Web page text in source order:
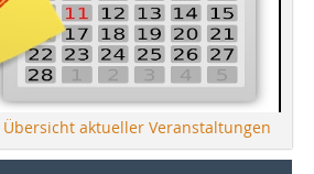
aktueller Veranstaltungen